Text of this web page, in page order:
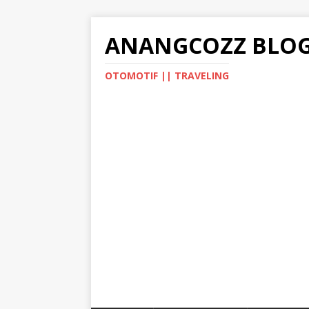
ANANGCOZZ
OTOMOTIF || TRAVELING